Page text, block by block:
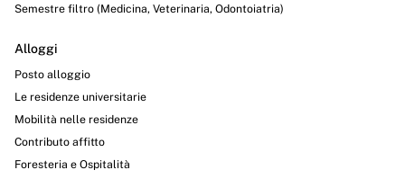
Semestre filtro (Medicina, Veterinaria, Odontoiatria)
Alloggi
Posto alloggio
Le residenze universitarie
Mobilità nelle residenze
Contributo affitto
Foresteria e Ospitalità